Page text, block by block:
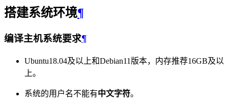
搭建系统环境¶
编译主机系统要求¶
Ubuntu18.04及以上和Debian11版本，内存推荐16GB及以
上。
系统的用户名不能有中文字符。